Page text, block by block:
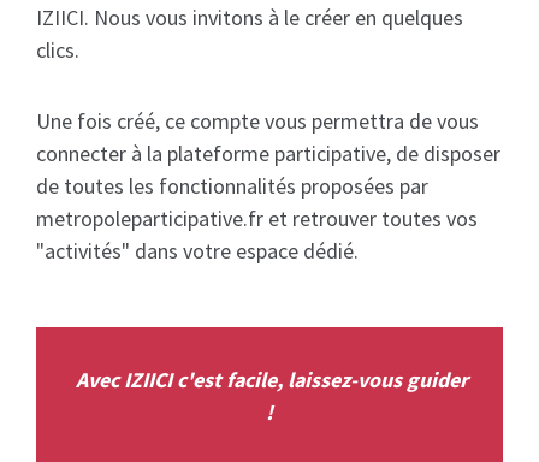
IZIICI. Nous vous invitons à le créer en quelques
clics.
Une fois créé, ce compte vous permettra de vous
connecter à la plateforme participative, de disposer
de toutes les fonctionnalités proposées par
metropoleparticipative.fr et retrouver toutes vos
"activités" dans votre espace dédié.
Avec IZIICI c'est facile, laissez-vous guider
!